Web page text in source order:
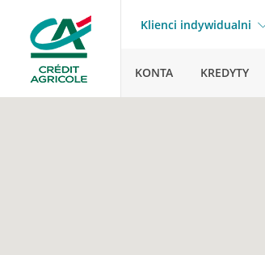
Klienci indywidualni
KONTA KREDYTY